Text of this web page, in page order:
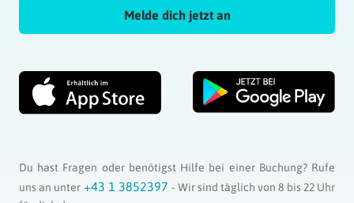
Melde dich jetzt an
Du hast Fragen oder benötigst Hilfe bei einer Buchung? Rufe
uns an unter +43 1 3852397- Wir sind täglich von 8 bis 22 Uhr